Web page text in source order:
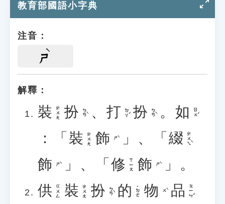
教育部國語小字典
注音：
ㄕ
解釋：
裝 ㄓㄨㄤ 扮 ㄅㄢˋ 、 打 ㄉㄚˇ 扮 ㄅㄢˋ 。 如 ㄖㄨˊ
：「 裝 ㄓㄨㄤ 飾 ㄕˋ 」、「 綴 ㄓㄨㄟˋ
飾 ㄕˋ 」、「 修 ㄒㄧㄡ 飾 ㄕˋ
」。
供 ㄍㄨㄥ 裝 ㄓㄨㄤ 扮 ㄅㄢˋ 的 ˙ㄉㄜ 物 ㄨˋ 品 ㄆㄧㄣˇ